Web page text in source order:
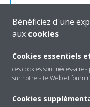
Bénéficiez d'une
aux cookies
Cookies essentiels
ces cookies sont
sur notre site Web et
Cookies